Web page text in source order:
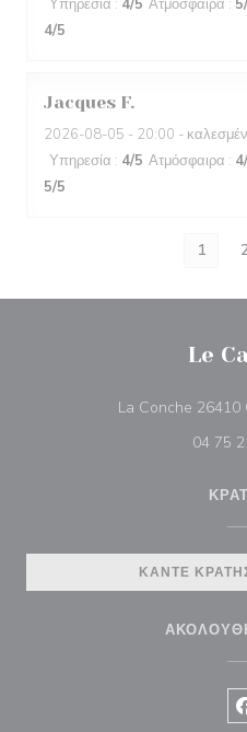
Υπηρεσία : 4/5 Ατμόσφαιρα : 5
4/5
Jacques F
2026-08-05 - 20:00 -
Υπηρεσία : 4/5 Ατμόσφαιρα : 4
5/5
1
Le
La Conche
04 75
ΚΆΝΤΕ